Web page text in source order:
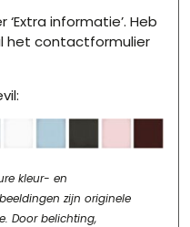
informatie’. Heb
het contactformulier
kleur- en
zijn originele
Door belichting,